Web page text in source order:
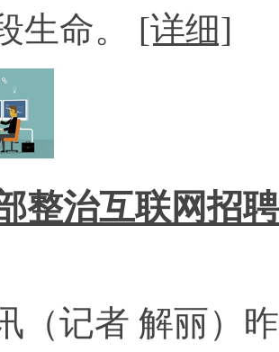
生命。 [详细]
整治互联网招
（记者 解丽）